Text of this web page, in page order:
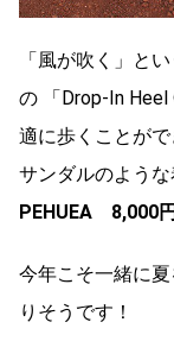
「風が吹く」と
の 「Drop-In
適に歩くことが
サンダルのような
PEHUEA 8,000
今年こそ一緒に
りそうです！